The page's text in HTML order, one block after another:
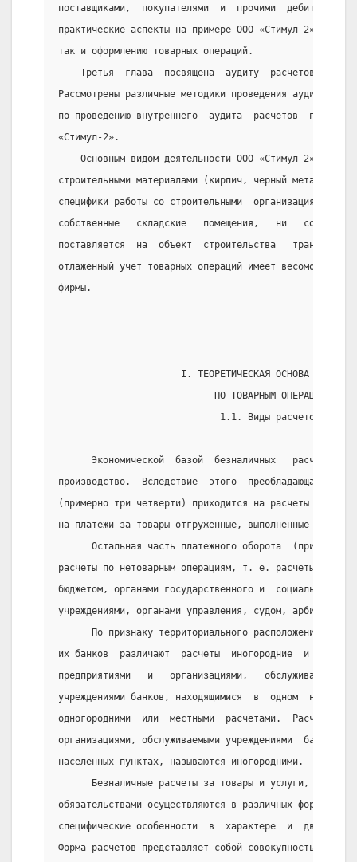
поставщиками,  покупателями  и  прочими
практические аспекты на примере ООО «Стимул-2».
так и оформлению товарных операций.
Третья  глава  посвящена  аудиту  расчетов   по
Рассмотрены различные методики проведения аудита.
по проведению внутреннего  аудита  расчетов  по
«Стимул-2».
Основным видом деятельности ООО «Стимул-2»
строительными материалами (кирпич, черный метал,
специфики работы со строительными  организациями
собственные   складские   помещения,   ни
поставляется  на  объект  строительства
отлаженный учет товарных операций имеет весомое
фирмы.
I. ТЕОРЕТИЧЕСКАЯ ОСНОВА
                            ПО ТОВАРНЫМ ОПЕРАЦИЯМ
                             1.1. Виды расчетов.
Экономической  базой  безналичных   расчетов
производство.  Вследствие  этого  преобладающая
(примерно три четверти) приходится на расчеты по
на платежи за товары отгруженные, выполненные
Остальная часть платежного оборота  (примерно
расчеты по нетоварным операциям, т. е. расчеты
бюджетом, органами государственного и  социального
учреждениями, органами управления, судом,
По признаку территориального расположения
их банков  различают  расчеты  иногородние  и
предприятиями   и   организациями,
учреждениями банков, находящимися  в  одном
одногородними  или  местными  расчетами.  Расчеты
организациями, обслуживаемыми учреждениями  банков,
населенных пунктах, называются иногородними.
Безналичные расчеты за товары и услуги, а
обязательствами осуществляются в различных формах,
специфические особенности  в  характере  и  движении
Форма расчетов представляет собой совокупность